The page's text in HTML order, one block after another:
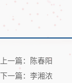
上一篇：陈春阳
下一篇：李湘浓